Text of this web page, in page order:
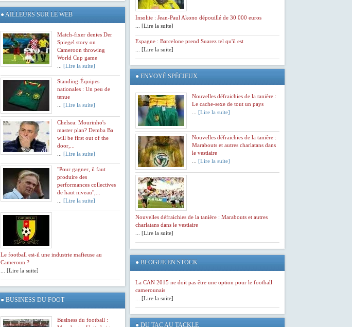
●AILLEURS SUR LE WEB
Match-fixer denies Der
Spiegel story on
Cameroon throwing
World Cup game
[Lire la suite]
Standing-Équipes
nationales : Un peu de
tenue
[Lire la suite]
Chelsea: Mourinho's
master plan? Demba Ba
will be first out of the
door,...
[Lire la suite]
"Pour gagner, il faut
produire des
performances collectives
de haut niveau",...
[Lire la suite]
Le football est-il une industrie mafieuse au
Cameroun ?
... [Lire la suite]
● BUSINESS DU FOOT
Business du football :
Insolite : Jean-Paul Akono dépouillé de 30 000 euros
... [Lire la suite]
Espagne : Barcelone prend Suarez tel qu'il est
... [Lire la suite]
● ENVOYÉ SPÉCIEUX
Nouvelles défraichies de la tanière :
Le cache-sexe de tout un pays
[Lire la suite]
Nouvelles défraichies de la tanière :
Marabouts et autres charlatans dans
le vestiaire
[Lire la suite]
Nouvelles défraichies de la tanière : Marabouts et autres
charlatans dans le vestiaire
... [Lire la suite]
● BLOGUE EN STOCK
La CAN 2015 ne doit pas être une option pour le football
camerounais
... [Lire la suite]
● DU TAC AU TACKLE